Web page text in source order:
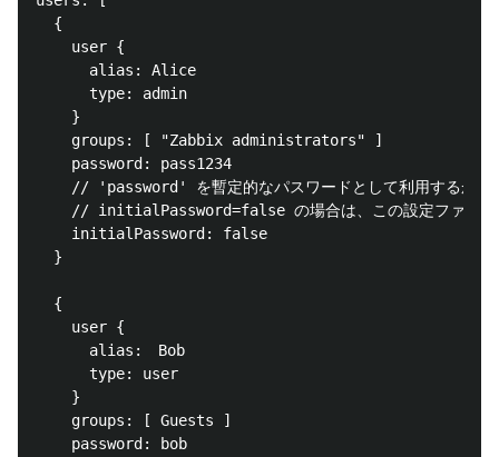
  {
    user {
      alias: Alice
      type: admin
    }
    groups: [ "Zabbix administrators" ]
    password: pass1234
// 'password' を暫定的なパスワードとして利用するかど
// initialPassword=false の場合は、この設定ファイ
    initialPassword: false
  }
  {
    user {
      alias:　Bob
      type: user
    }
    groups: [ Guests ]
    password: bob